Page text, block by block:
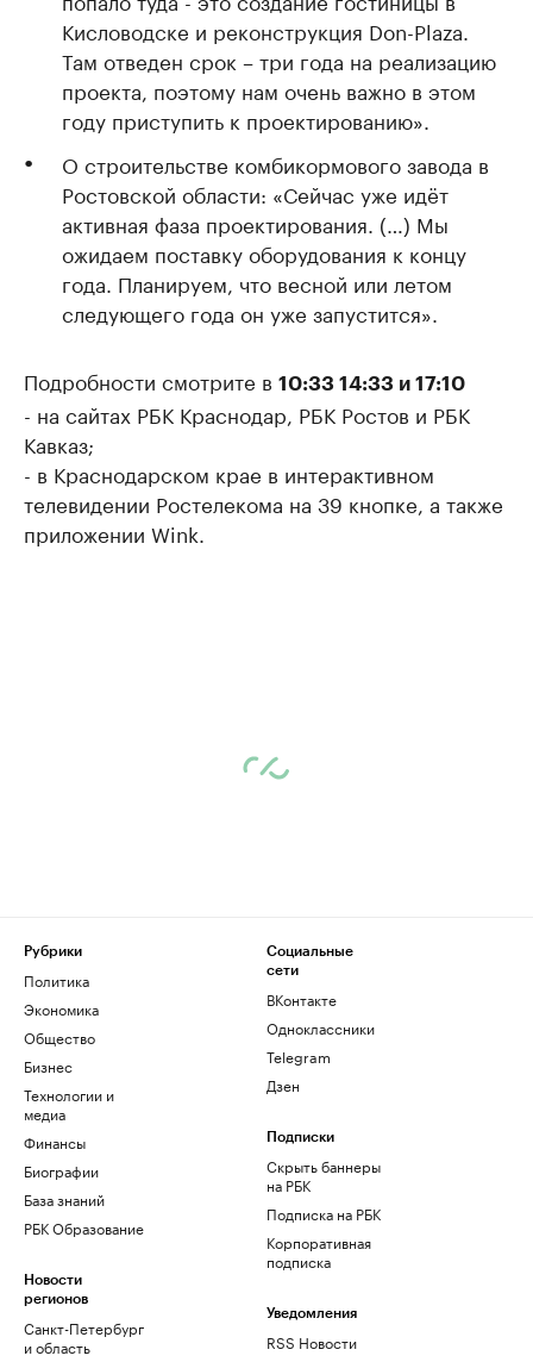
Кисловодске и реконструкция Don-Plaza.
Там отведен срок – три года на реализацию
проекта, поэтому нам очень важно в этом
году приступить к проектированию».
О строительстве комбикормового завода в
Ростовской области: «Сейчас уже идёт
активная фаза проектирования. (…) Мы
ожидаем поставку оборудования к концу
года. Планируем, что весной или летом
следующего года он уже запустится».
Подробности смотрите в 10:33 14:33 и 17:10
- на сайтах РБК Краснодар, РБК Ростов и РБК
Кавказ;
- в Краснодарском крае в интерактивном
телевидении Ростелекома на 39 кнопке, а также
приложении Wink.
Рубрики
Политика
Экономика
Общество
Бизнес
Технологии и
медиа
Финансы
Биографии
База знаний
РБК Образование
Новости
регионов
Санкт-Петербург
и область
Социальные
сети
ВКонтакте
Одноклассники
Telegram
Дзен
Подписки
Скрыть баннеры
на РБК
Подписка на РБК
Корпоративная
подписка
Уведомления
RSS Новости